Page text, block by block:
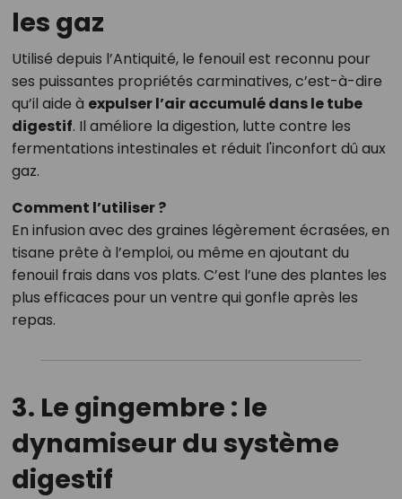
les gaz
Utilisé depuis l’Antiquité, le fenouil est reconnu pour
ses puissantes propriétés carminatives, c’est-à-dire
qu’il aide à expulser l’air accumulé dans le tube
digestif. Il améliore la digestion, lutte contre les
fermentations intestinales et réduit l'inconfort dû aux
gaz.
Comment l’utiliser ?
En infusion avec des graines légèrement écrasées, en
tisane prête à l’emploi, ou même en ajoutant du
fenouil frais dans vos plats. C’est l’une des plantes les
plus efficaces pour un ventre qui gonfle après les
repas.
3. Le gingembre : le
dynamiseur du système
digestif